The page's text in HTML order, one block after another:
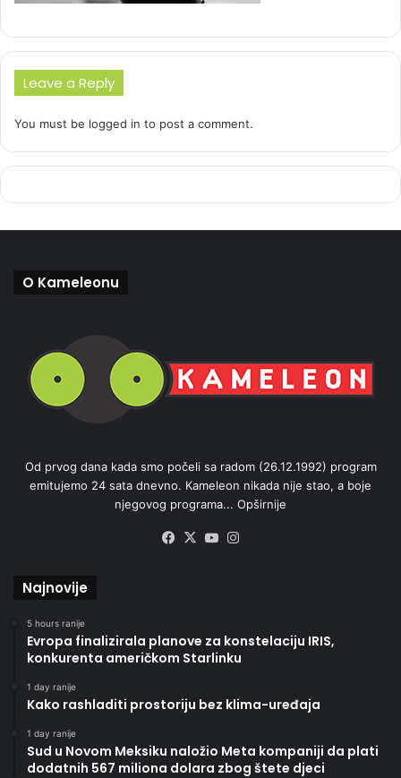
Leave a Reply
You must be logged in to post a comment.
O Kameleonu
Od prvog dana kada smo počeli sa radom (26.12.1992) program
emitujemo 24 sata dnevno. Kameleon nikada nije stao, a boje
njegovog programa... Opširnije
Facebook
X YouTube
Najnovije
5 hours ranije
Evropa finalizirala planove za konstelaciju IRIS,
konkurenta američkom Starlinku
1 day ranije
Kako rashladiti prostoriju bez klima-uređaja
1 day ranije
Sud u Novom Meksiku naložio Meta kompaniji da plati
dodatnih 567 miliona dolara zbog štete djeci